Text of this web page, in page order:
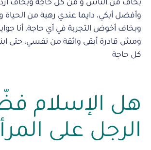
بخاف من الناس و من كل حاجة وبخاف أرد
وأفضل أبكي، دايما عندي رهبة من الحياة
وبخاف أخوض التجربة في أي حاجة، أنا
ومش قادرة أبقى واثقة من نفسي، حتى
كل حاجة
هل الإسلام
الرجل على